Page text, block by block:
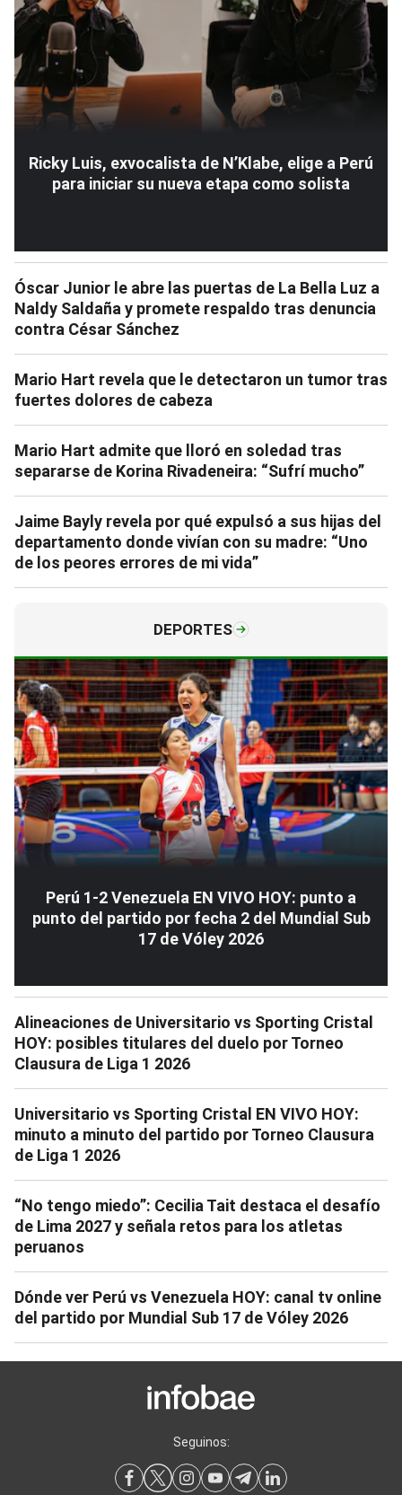
Ricky Luis, exvocalista de N’Klabe, elige a Perú
para iniciar su nueva etapa como solista
Óscar Junior le abre las puertas de La Bella Luz a
Naldy Saldaña y promete respaldo tras denuncia
contra César Sánchez
Mario Hart revela que le detectaron un tumor tras
fuertes dolores de cabeza
Mario Hart admite que lloró en soledad tras
separarse de Korina Rivadeneira: “Sufrí mucho”
Jaime Bayly revela por qué expulsó a sus hijas del
departamento donde vivían con su madre: “Uno
de los peores errores de mi vida”
DEPORTES
Perú 1-2 Venezuela EN VIVO HOY: punto a
punto del partido por fecha 2 del Mundial Sub
17 de Vóley 2026
Alineaciones de Universitario vs Sporting Cristal
HOY: posibles titulares del duelo por Torneo
Clausura de Liga 1 2026
Universitario vs Sporting Cristal EN VIVO HOY:
minuto a minuto del partido por Torneo Clausura
de Liga 1 2026
“No tengo miedo”: Cecilia Tait destaca el desafío
de Lima 2027 y señala retos para los atletas
peruanos
Dónde ver Perú vs Venezuela HOY: canal tv online
del partido por Mundial Sub 17 de Vóley 2026
Seguinos: